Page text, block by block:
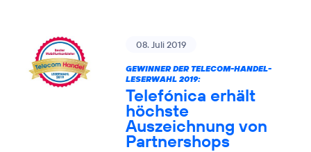
08. Juli 2019
GEWINNER DER TELECOM-HANDEL-
LESERWAHL 2019:
Telefónica erhält
höchste
Auszeichnung von
Partnershops